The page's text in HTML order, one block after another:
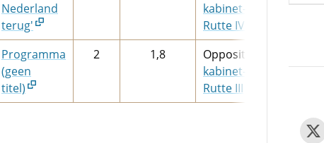
Nederland
terug'
kabinet-
Rutte IV
Programma
(geen
titel)
2 1,8
Oppositie,
kabinet-
Rutte III